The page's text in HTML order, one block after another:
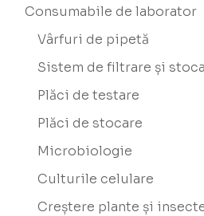
Consumabile de laborator
Vârfuri de pipetă
Sistem de filtrare și
Plăci de testare
Plăci de stocare
Microbiologie
Culturile celulare
Creștere plante și